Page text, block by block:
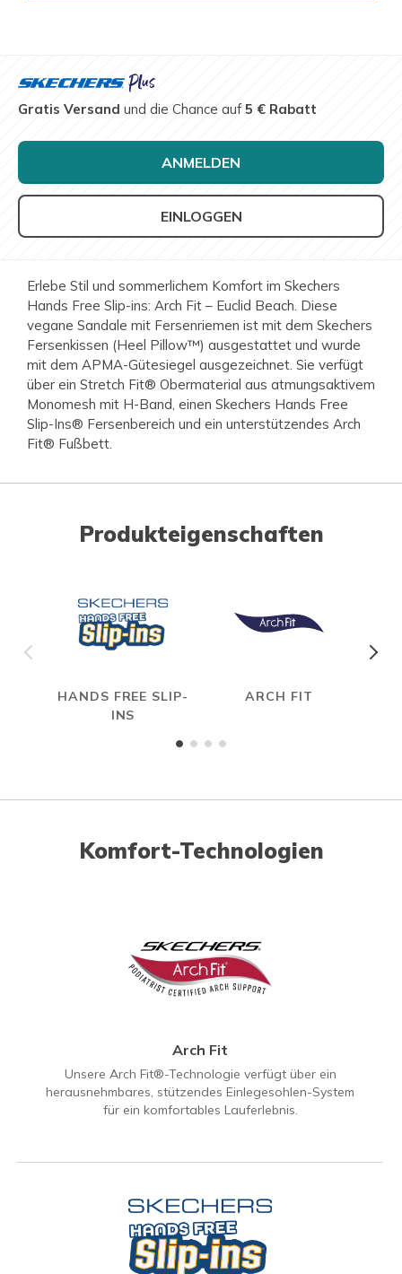
Gratis Versand und die Chance auf5 € Rabatt
ANMELDEN
EINLOGGEN
Erlebe Stil und sommerlichem Komfort im Skechers
Hands Free Slip-ins: Arch Fit – Euclid Beach. Diese
vegane Sandale mit Fersenriemen ist mit dem Skechers
Fersenkissen (Heel Pillow™) ausgestattet und wurde
mit dem APMA-Gütesiegel ausgezeichnet. Sie verfügt
über ein Stretch Fit® Obermaterial aus atmungsaktivem
Monomesh mit H-Band, einen Skechers Hands Free
Slip-Ins® Fersenbereich und ein unterstützendes Arch
Fit® Fußbett.
Produkteigenschaften
HANDS FREE SLIP-
INS
ARCH FIT
Komfort-Technologien
Arch Fit
Unsere Arch Fit®-Technologie verfügt über ein
herausnehmbares, stützendes Einlegesohlen-System
für ein komfortables Lauferlebnis.